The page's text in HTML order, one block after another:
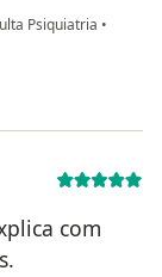
Psiquiatria •
com